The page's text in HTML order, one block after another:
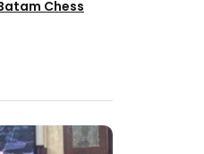
Chess